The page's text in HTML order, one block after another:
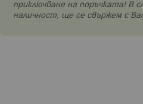
приключване на поръчката! В
наличност, ще се свържем с